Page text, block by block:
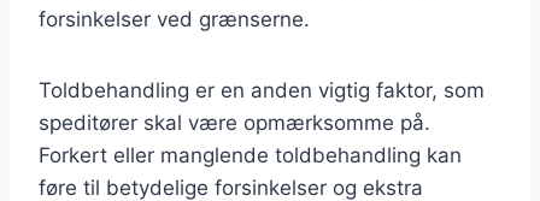
forsinkelser ved grænserne.
Toldbehandling er en anden vigtig faktor, som
speditører skal være opmærksomme på.
Forkert eller manglende toldbehandling kan
føre til betydelige forsinkelser og ekstra